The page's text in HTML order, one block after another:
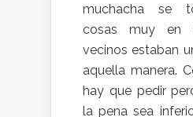
muchacha se
cosas muy en
vecinos estaban
aquella manera.
hay que pedir
la pena sea